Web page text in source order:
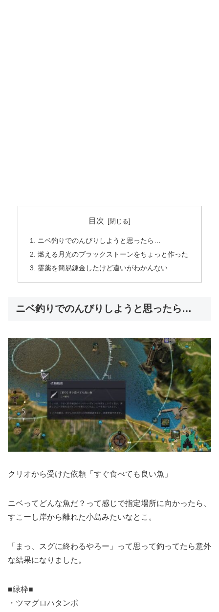
目次
ニベ釣りでのんびりしようと思ったら…
燃える月光のブラックストーンをちょっと作った
霊薬を簡易錬金したけど違いがわかんない
ニベ釣りでのんびりしようと思ったら…
クリオから受けた依頼「すぐ食べても良い魚」
ニベってどんな魚だ？って感じで指定場所に向かったら、
すこーし岸から離れた小島みたいなとこ。
「まっ、スグに終わるやろー」って思って釣ってたら意外
な結果になりました。
■緑枠■
・ツマグロハタンポ